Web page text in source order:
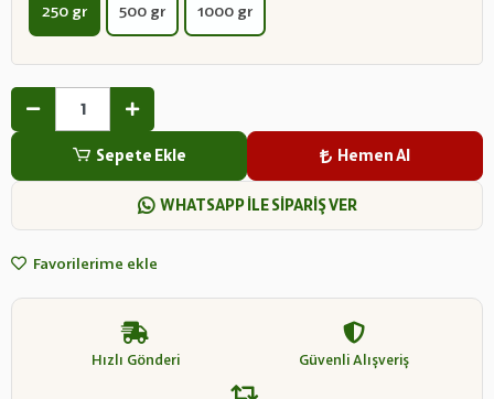
250 gr 500 gr 1000 gr
Sepete Ekle Hemen Al
WHATSAPP İLE SİPARİŞ VER
Favorilerime ekle
Hızlı Gönderi Güvenli Alışveriş